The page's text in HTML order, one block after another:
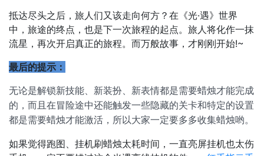
抵达尽头之后，旅人们又该走向何方？在《光·遇》世界
中，旅途的终点，也是下一次旅程的起点。旅人将化作一抹
流星，再次开启真正的旅程。而万般故事，才刚刚开始!~
最后的提示：
无论是解锁新技能、新装扮、新表情都是需要蜡烛才能完成
的，而且在冒险途中还能触发一些隐藏的关卡和特定的设置
都是需要蜡烛才能激活，所以大家一定要多多收集蜡烛哟。
如果觉得跑图、挂机刷蜡烛太耗时间，一直亮屏挂机也太伤